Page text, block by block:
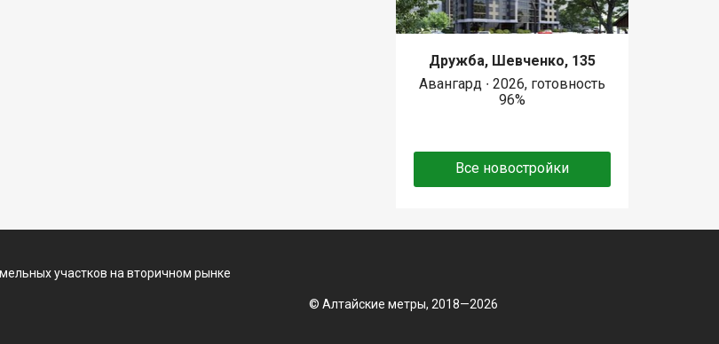
Дружба, Шевченко, 135
Авангард ∙ 2026, готовность
96%
Все новостройки
участков на вторичном рынке
© Алтайские метры, 2018—2026